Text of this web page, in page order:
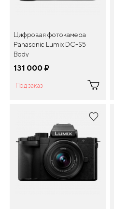
Цифровая фотокамера
Panasonic Lumix DC-S5
Body
131 000 ¤
Под заказ